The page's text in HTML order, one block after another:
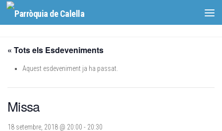
Skip to content
« Tots els Esdeveniments
Aquest esdeveniment ja ha passat.
Missa
18 setembre, 2018 @ 20:00 - 20:30